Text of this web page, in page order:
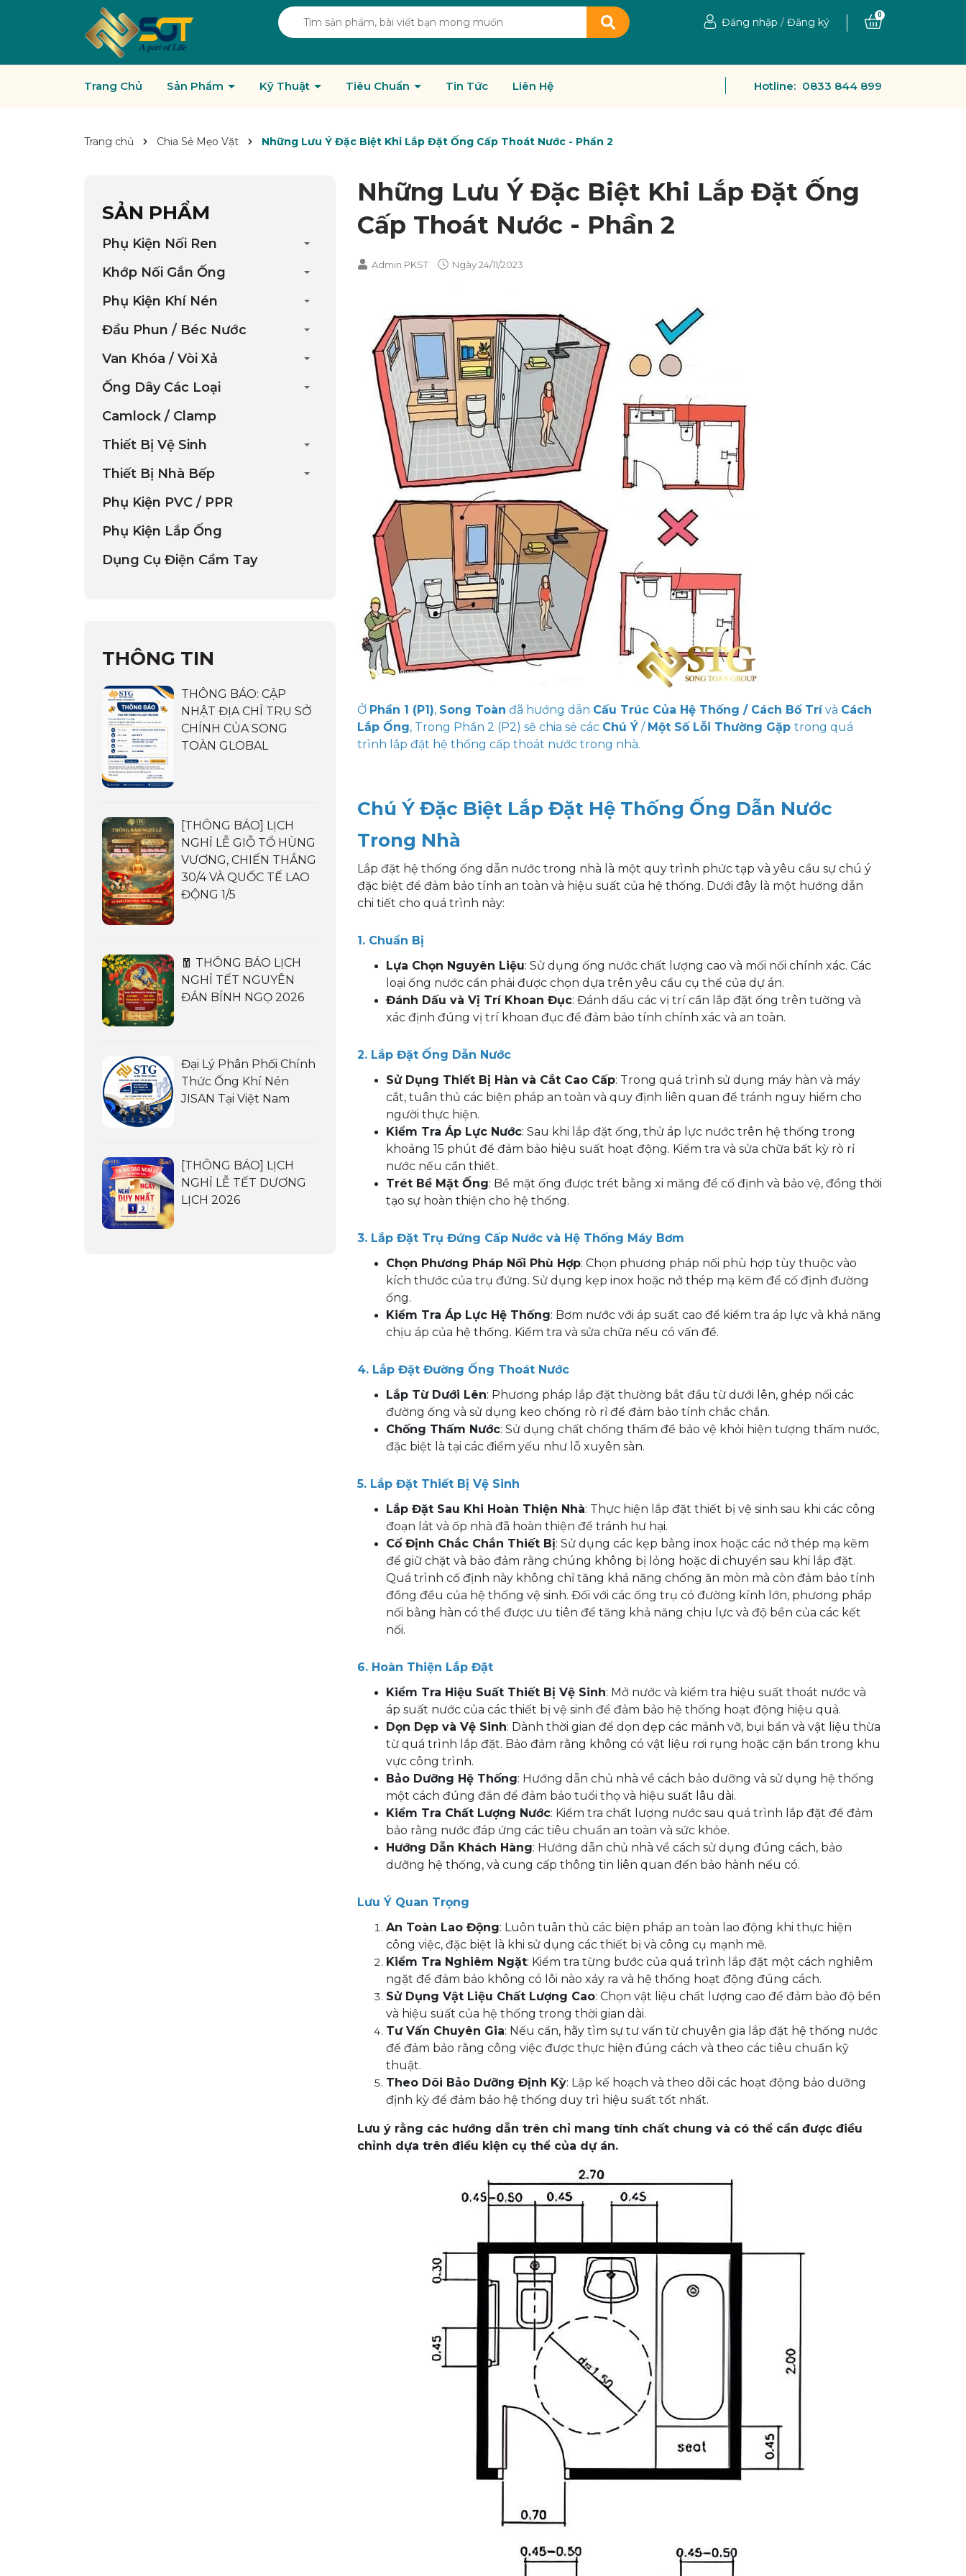
Đăng nhập / Đăng ký
0
Trang Chủ Sản Phẩm Kỹ Thuật Tiêu Chuẩn Tin Tức Liên Hệ Hotline: 0833 844 899
Trang chủ Chia Sẻ Mẹo Vặt Những Lưu Ý Đặc Biệt Khi Lắp Đặt Ống Cấp Thoát Nước - Phần 2
Những Lưu Ý Đặc Biệt Khi Lắp Đặt Ống
Cấp Thoát Nước - Phần 2
Admin PKST Ngày24/11/2023
Ở Phần 1 (P1), Song Toàn đã hướng dẫn Cấu Trúc Của Hệ Thống / Cách Bố Trívà Cách
Lắp Ống, Trong Phần 2 (P2) sẽ chia sẻ các Chú Ý / Một Số Lỗi Thường Gặp trong quá
trình lắp đặt hệ thống cấp thoát nước trong nhà.
Chú Ý Đặc Biệt Lắp Đặt Hệ Thống Ống Dẫn Nước
Trong Nhà
Lắp đặt hệ thống ống dẫn nước trong nhà là một quy trình phức tạp và yêu cầu sự chú ý
đặc biệt để đảm bảo tính an toàn và hiệu suất của hệ thống. Dưới đây là một hướng dẫn
chi tiết cho quá trình này:
1. Chuẩn Bị
Lựa Chọn Nguyên Liệu: Sử dụng ống nước chất lượng cao và mối nối chính xác. Các
loại ống nước cần phải được chọn dựa trên yêu cầu cụ thể của dự án.
Đánh Dấu và Vị Trí Khoan Đục: Đánh dấu các vị trí cần lắp đặt ống trên tường và
xác định đúng vị trí khoan đục để đảm bảo tính chính xác và an toàn.
2. Lắp Đặt Ống Dẫn Nước
Sử Dụng Thiết Bị Hàn và Cắt Cao Cấp: Trong quá trình sử dụng máy hàn và máy
cắt, tuân thủ các biện pháp an toàn và quy định liên quan để tránh nguy hiểm cho
người thực hiện.
Kiểm Tra Áp Lực Nước: Sau khi lắp đặt ống, thử áp lực nước trên hệ thống trong
khoảng 15 phút để đảm bảo hiệu suất hoạt động. Kiểm tra và sửa chữa bất kỳ rò rỉ
nước nếu cần thiết.
Trét Bề Mặt Ống: Bề mặt ống được trét bằng xi măng để cố định và bảo vệ, đồng thời
tạo sự hoàn thiện cho hệ thống.
3. Lắp Đặt Trụ Đứng Cấp Nước và Hệ Thống Máy Bơm
Chọn Phương Pháp Nối Phù Hợp: Chọn phương pháp nối phù hợp tùy thuộc vào
kích thước của trụ đứng. Sử dụng kẹp inox hoặc nở thép mạ kẽm để cố định đường
ống.
Kiểm Tra Áp Lực Hệ Thống: Bơm nước với áp suất cao để kiểm tra áp lực và khả năng
chịu áp của hệ thống. Kiểm tra và sửa chữa nếu có vấn đề.
4. Lắp Đặt Đường Ống Thoát Nước
Lắp Từ Dưới Lên: Phương pháp lắp đặt thường bắt đầu từ dưới lên, ghép nối các
đường ống và sử dụng keo chống rò rỉ để đảm bảo tính chắc chắn.
Chống Thấm Nước: Sử dụng chất chống thấm để bảo vệ khỏi hiện tượng thấm nước,
đặc biệt là tại các điểm yếu như lỗ xuyên sàn.
5. Lắp Đặt Thiết Bị Vệ Sinh
Lắp Đặt Sau Khi Hoàn Thiện Nhà: Thực hiện lắp đặt thiết bị vệ sinh sau khi các công
đoạn lát và ốp nhà đã hoàn thiện để tránh hư hại.
Cố Định Chắc Chắn Thiết Bị: Sử dụng các kẹp bằng inox hoặc các nở thép mạ kẽm
để giữ chặt và bảo đảm rằng chúng không bị lỏng hoặc di chuyển sau khi lắp đặt.
Quá trình cố định này không chỉ tăng khả năng chống ăn mòn mà còn đảm bảo tính
đồng đều của hệ thống vệ sinh. Đối với các ống trụ có đường kính lớn, phương pháp
nối bằng hàn có thể được ưu tiên để tăng khả năng chịu lực và độ bền của các kết
nối.
6. Hoàn Thiện Lắp Đặt
Kiểm Tra Hiệu Suất Thiết Bị Vệ Sinh: Mở nước và kiểm tra hiệu suất thoát nước và
áp suất nước của các thiết bị vệ sinh để đảm bảo hệ thống hoạt động hiệu quả.
Dọn Dẹp và Vệ Sinh: Dành thời gian để dọn dẹp các mảnh vỡ, bụi bẩn và vật liệu thừa
từ quá trình lắp đặt. Bảo đảm rằng không có vật liệu rơi rụng hoặc cặn bẩn trong khu
vực công trình.
Bảo Dưỡng Hệ Thống: Hướng dẫn chủ nhà về cách bảo dưỡng và sử dụng hệ thống
một cách đúng đắn để đảm bảo tuổi thọ và hiệu suất lâu dài.
Kiểm Tra Chất Lượng Nước: Kiểm tra chất lượng nước sau quá trình lắp đặt để đảm
bảo rằng nước đáp ứng các tiêu chuẩn an toàn và sức khỏe.
Hướng Dẫn Khách Hàng: Hướng dẫn chủ nhà về cách sử dụng đúng cách, bảo
dưỡng hệ thống, và cung cấp thông tin liên quan đến bảo hành nếu có.
Lưu Ý Quan Trọng
An Toàn Lao Động: Luôn tuân thủ các biện pháp an toàn lao động khi thực hiện
công việc, đặc biệt là khi sử dụng các thiết bị và công cụ mạnh mẽ.
Kiểm Tra Nghiêm Ngặt: Kiểm tra từng bước của quá trình lắp đặt một cách nghiêm
ngặt để đảm bảo không có lỗi nào xảy ra và hệ thống hoạt động đúng cách.
Sử Dụng Vật Liệu Chất Lượng Cao: Chọn vật liệu chất lượng cao để đảm bảo độ bền
và hiệu suất của hệ thống trong thời gian dài.
Tư Vấn Chuyên Gia: Nếu cần, hãy tìm sự tư vấn từ chuyên gia lắp đặt hệ thống nước
để đảm bảo rằng công việc được thực hiện đúng cách và theo các tiêu chuẩn kỹ
thuật.
Theo Dõi Bảo Dưỡng Định Kỳ: Lập kế hoạch và theo dõi các hoạt động bảo dưỡng
định kỳ để đảm bảo hệ thống duy trì hiệu suất tốt nhất.
Lưu ý rằng các hướng dẫn trên chỉ mang tính chất chung và có thể cần được điều
chỉnh dựa trên điều kiện cụ thể của dự án.
SẢN PHẨM
Phụ Kiện Nối Ren
Khớp Nối Gắn Ống
Phụ Kiện Khí Nén
Đầu Phun / Béc Nước
Van Khóa / Vòi Xả
Ống Dây Các Loại
Camlock / Clamp
Thiết Bị Vệ Sinh
Thiết Bị Nhà Bếp
Phụ Kiện PVC / PPR
Phụ Kiện Lắp Ống
Dụng Cụ Điện Cầm Tay
THÔNG TIN
THÔNG BÁO: CẬP
NHẬT ĐỊA CHỈ TRỤ SỞ
CHÍNH CỦA SONG
TOÀN GLOBAL
[THÔNG BÁO] LỊCH
NGHỈ LỄ GIỖ TỔ HÙNG
VƯƠNG, CHIẾN THẮNG
30/4 VÀ QUỐC TẾ LAO
ĐỘNG 1/5
🧧 THÔNG BÁO LỊCH
NGHỈ TẾT NGUYÊN
ĐÁN BÍNH NGỌ 2026
Đại Lý Phân Phối Chính
Thức Ống Khí Nén
JISAN Tại Việt Nam
[THÔNG BÁO] LỊCH
NGHỈ LỄ TẾT DƯƠNG
LỊCH 2026